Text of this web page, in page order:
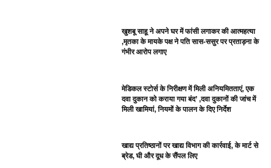
खुशबू साहू ने अपने घर में फांसी लगाकर की आत्महत्या
,मृतका के मायके पक्ष ने पति सास-ससुर पर प्रताड़ना के
गंभीर आरोप लगाए
मेडिकल स्टोर्स के निरीक्षण में मिली अनियमितताएं, एक
दवा दुकान को कराया गया बंद’ ,दवा दुकानों की जांच में
मिली खामियां, नियमों के पालन के दिए निर्देश
खाद्य प्रतिष्ठानों पर खाद्य विभाग की कार्रवाई, के मार्ट से
ब्रेड, घी और दूध के सैंपल लिए